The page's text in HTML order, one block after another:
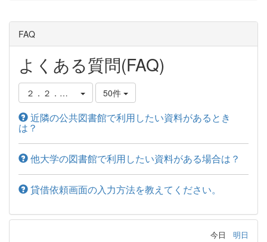
FAQ
よくある質問(FAQ)
２．２．他の図書館から借りる
50件
近隣の公共図書館で利用したい資料があるとき
は？
他大学の図書館で利用したい資料がある場合は？
貸借依頼画面の入力方法を教えてください。
今日 明日